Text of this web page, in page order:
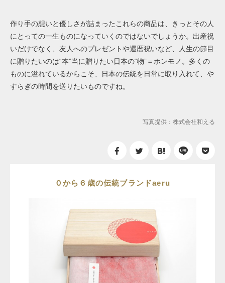
作り手の想いと優しさが詰まったこれらの商品は、きっとその人
にとっての一生ものになっていくのではないでしょうか。出産祝
いだけでなく、友人へのプレゼントや還暦祝いなど、人生の節目
に贈りたいのは“本”当に贈りたい日本の“物”＝ホンモノ。多くの
ものに溢れているからこそ、日本の伝統を日常に取り入れて、や
すらぎの時間を送りたいものですね。
写真提供：株式会社和える
０から６歳の伝統ブランドaeru